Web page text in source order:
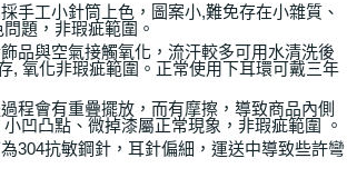
手工小針筒上色，圖案小,難免存在小雜質、
題，非瑕疵範圍。
品與空氣接觸氧化，流汗較多可用水清洗後
, 氧化非瑕疵範圍。正常使用下耳環可戴三年
程會有重疊擺放，而有摩擦，導致商品內側
凹凸點、微掉漆屬正常現象，非瑕疵範圍 。
304抗敏鋼針，耳針偏細，運送中導致些許彎